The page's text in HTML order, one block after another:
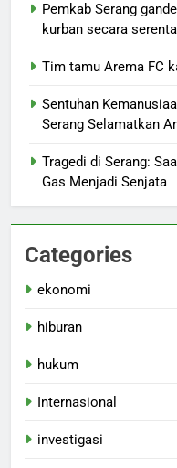
Pemkab Serang
kurban secara
Tim tamu Arema FC
Sentuhan
Serang Selamatkan
Tragedi di Serang:
Gas Menjadi Senjata
Categories
ekonomi
hiburan
hukum
Internasional
investigasi